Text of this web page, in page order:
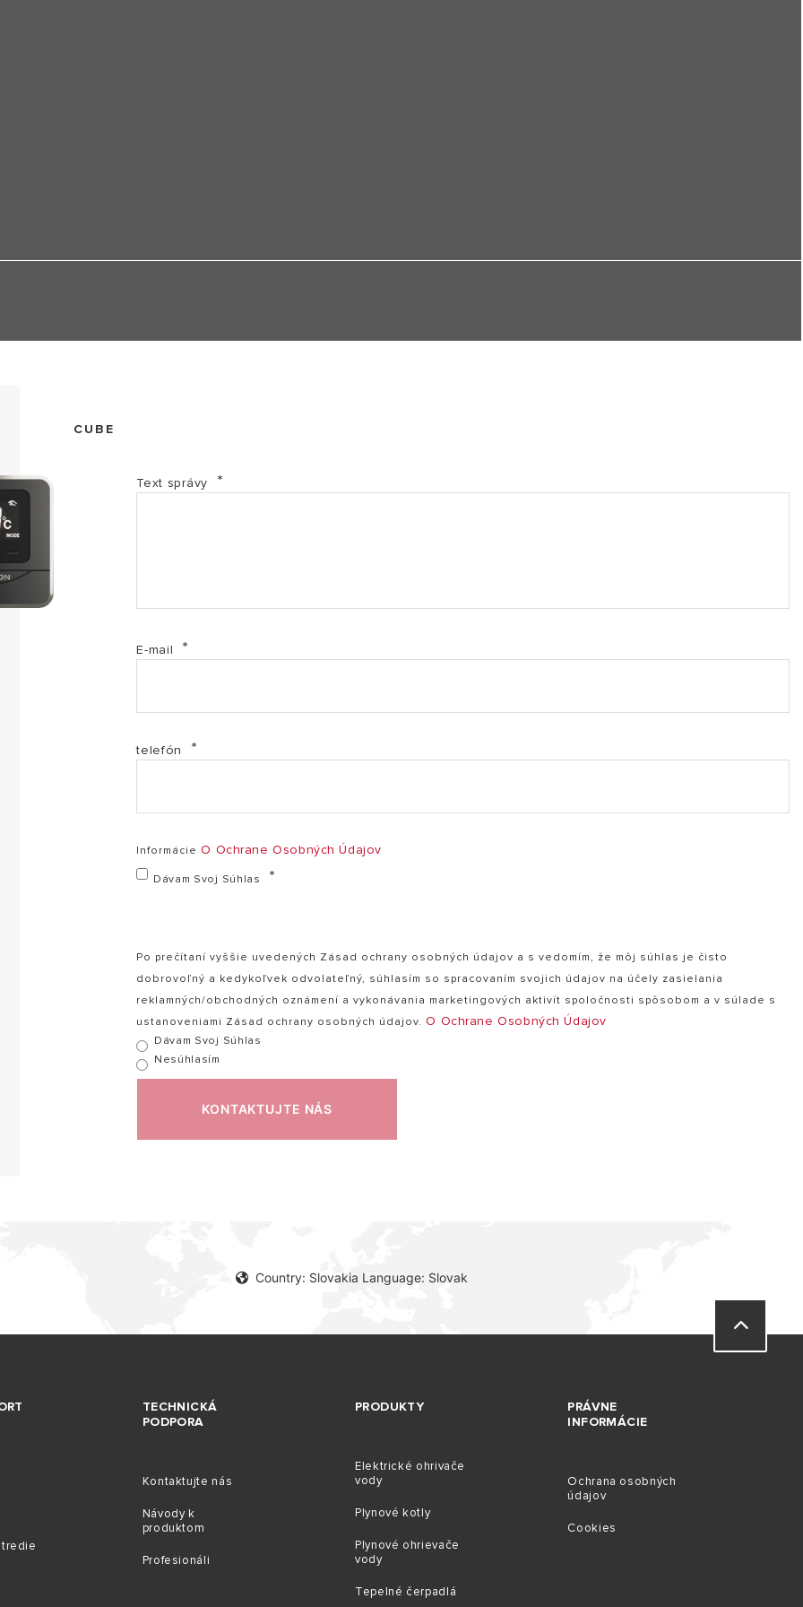
CUBE
Text správy
E-mail
telefón
InformácieO Ochrane Osobných Údajov
Dávam Svoj Súhlas
Po prečítaní vyššie uvedených Zásad ochrany osobných údajov a s vedomím, že môj súhlas je čisto
dobrovoľný a kedykoľvek odvolateľný, súhlasím so spracovaním svojich údajov na účely zasielania
reklamných/obchodných oznámení a vykonávania marketingových aktivít spoločnosti spôsobom a v súlade s
ustanoveniami Zásad ochrany osobných údajov.O Ochrane Osobných Údajov
Dávam Svoj Súhlas
Nesúhlasím
KONTAKTUJTE NÁS
Country: Slovakia Language: Slovak
TECHNICKÁ
PODPORA
Kontaktujte nás
Návody k
produktom
Profesionáli
PRODUKTY
Elektrické ohrivače
vody
Plynové kotly
Plynové ohrievače
vody
Tepelné čerpadlá
PRÁVNE
INFORMÁCIE
Ochrana osobných
údajov
Cookies